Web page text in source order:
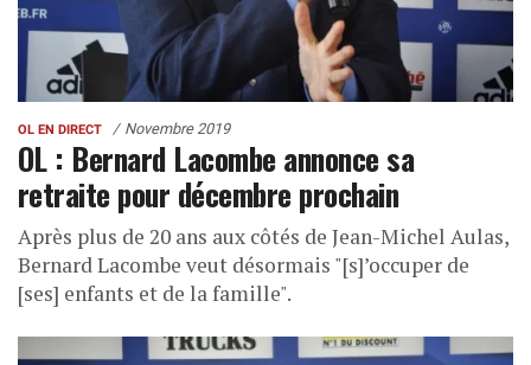
OL EN DIRECT Novembre 2019
OL : Bernard Lacombe annonce sa
retraite pour décembre prochain
Après plus de 20 ans aux côtés de Jean-Michel Aulas,
Bernard Lacombe veut désormais "[s]’occuper de
[ses] enfants et de la famille".